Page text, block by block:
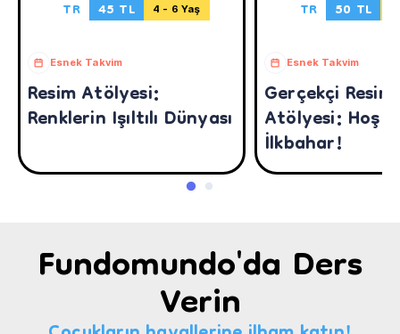
TR 45 TL 4 - 6 Yaş
Esnek Takvim
Resim Atölyesi:
Renklerin Işıltılı Dünyası
TR 50 TL
Esnek Takvim
Gerçekçi Resim
Atölyesi: Hoş
İlkbahar!
Fundomundo'da Ders
Verin